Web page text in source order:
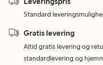
Standard
Gratis levering
Altid gratis levering og
standardlevering og